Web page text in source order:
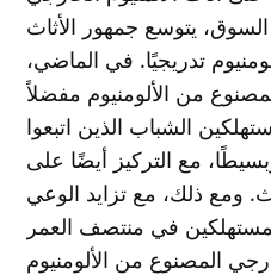
يتوسع جمهور الأثاث
تدريجيًا. في الماضي،
من الألومنيوم مفضلاً
الشباب الذين اتبعوا
مع التركيز أيضًا على
ومع ذلك، مع تزايد الوعي
في منتصف العمر
المصنوع من الألومنيوم